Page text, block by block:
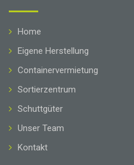
Home
Eigene Herstellung
Containervermietung
Sortierzentrum
Schuttgüter
Unser Team
Kontakt